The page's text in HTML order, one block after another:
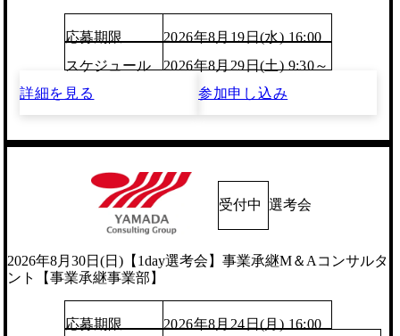
応募期限
2026年8月19日(水) 16:00
スケジュール
2026年8月29日(土) 9:30～
詳細を見る
参加申し込み
受付中 選考会
2026年8月30日(日)【1day選考会】事業承継M＆Aコンサルタ
ント【事業承継事業部】
応募期限
2026年8月24日(月) 16:00